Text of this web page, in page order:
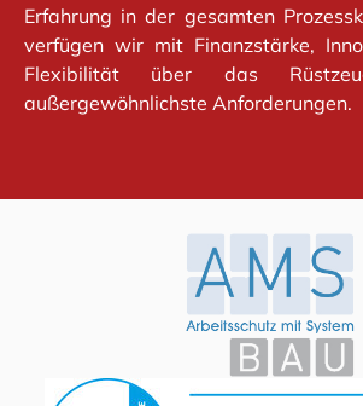
Erfahrung in der gesamten
verfügen wir mit Finanzstärke,
Flexibilität über das
außergewöhnlichste Anforderungen.